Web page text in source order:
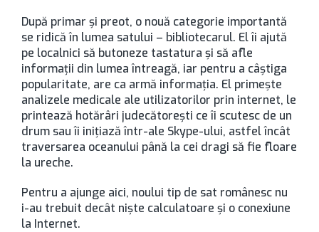
După primar şi preot, o nouă categorie importantă
se ridică în lumea satului – bibliotecarul. El îi ajută
pe localnici să butoneze tastatura şi să afle
informaţii din lumea întreagă, iar pentru a câştiga
popularitate, are ca armă informaţia. El primeşte
analizele medicale ale utilizatorilor prin internet, le
printează hotărâri judecătoreşti ce îi scutesc de un
drum sau îi iniţiază într-ale Skype-ului, astfel încât
traversarea oceanului până la cei dragi să fie floare
la ureche.
Pentru a ajunge aici, noului tip de sat românesc nu
i-au trebuit decât nişte calculatoare şi o conexiune
la Internet.